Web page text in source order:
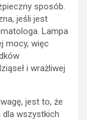
sposób.
jeśli jest
Lampa
mocy, więc
i wrażliwej
jest to, że
dla wszystkich